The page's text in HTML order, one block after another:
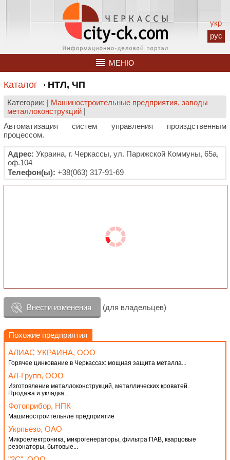
укр
рус
МЕНЮ
Каталог НТЛ, ЧП
Категории: | Машиностроительные предприятия, заводы
металлоконструкций |
Автоматизация систем управления произдственным
процессом.
Адрес: Украина, г. Черкассы, ул. Парижской Коммуны, 65а,
оф.104
Телефон(ы): +38(063) 317-91-69
Внести изменения (для владельцев)
Похожие предприятия
АЛИАС УКРАИНА, ООО
Горячее цинкование в Черкассах: мощная защита металла...
АЛ-Групп, ООО
Изготовление металлоконструкций, металлических кроватей.
Продажа и укладка...
Фотоприбор, НПК
Машиностроительнле предприятие
Укрпьезо, ОАО
Микроелектроника, микрогенераторы, фильтра ПАВ, кварцовые
резонаторы, бытовые...